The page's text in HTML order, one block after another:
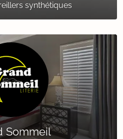
synthétiques
Sommeil